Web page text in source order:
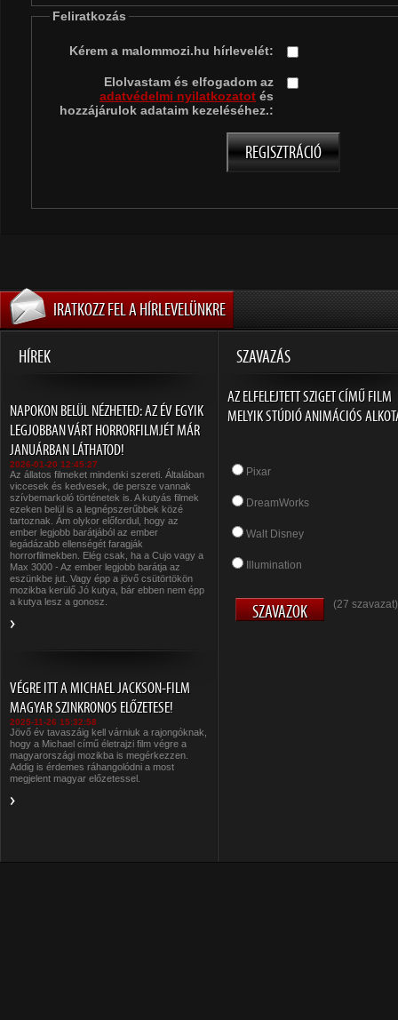
Feliratkozás
Kérem a malommozi.hu hírlevelét:
Elolvastam és elfogadom az
adatvédelmi nyilatkozatot és
hozzájárulok adataim kezeléséhez.:
IRATKOZZ FEL A HÍRLEVELÜNKRE
HÍREK SZAVAZÁS
NAPOKON BELÜL NÉZHETED: AZ ÉV EGYIK
LEGJOBBAN VÁRT HORRORFILMJÉT MÁR
JANUÁRBAN LÁTHATOD!
2026-01-20 12:45:27
Az állatos filmeket mindenki szereti. Általában
viccesek és kedvesek, de persze vannak
szívbemarkoló történetek is. A kutyás filmek
ezeken belül is a legnépszerűbbek közé
tartoznak. Ám olykor előfordul, hogy az
ember legjobb barátjából az ember
legádázabb ellenségét faragják
horrorfilmekben. Elég csak, ha a Cujo vagy a
Max 3000 - Az ember legjobb barátja az
eszünkbe jut. Vagy épp a jövő csütörtökön
mozikba kerülő Jó kutya, bár ebben nem épp
a kutya lesz a gonosz.
VÉGRE ITT A MICHAEL JACKSON-FILM
MAGYAR SZINKRONOS ELŐZETESE!
2025-11-26 15:32:58
Jövő év tavaszáig kell várniuk a rajongóknak,
hogy a Michael című életrajzi film végre a
magyarországi mozikba is megérkezzen.
Addig is érdemes ráhangolódni a most
megjelent magyar előzetessel.
AZ ELFELEJTETT SZIGET CÍMŰ FILM
MELYIK STÚDIÓ ANIMÁCIÓS
Pixar
DreamWorks
Walt Disney
Illumination
(27 szavazat)